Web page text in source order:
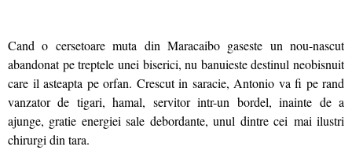
Cand o cersetoare muta din Maracaibo gaseste un nou-nascut
abandonat pe treptele unei biserici, nu banuieste destinul neobisnuit
care il asteapta pe orfan. Crescut in saracie, Antonio va fi pe rand
vanzator de tigari, hamal, servitor intr-un bordel, inainte de a
ajunge, gratie energiei sale debordante, unul dintre cei mai ilustri
chirurgi din tara.